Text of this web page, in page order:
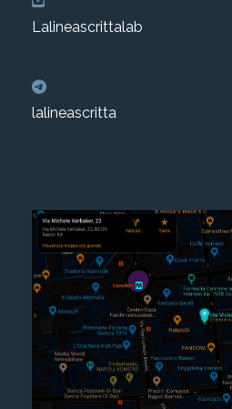
Lalineascrittalab
lalineascritta